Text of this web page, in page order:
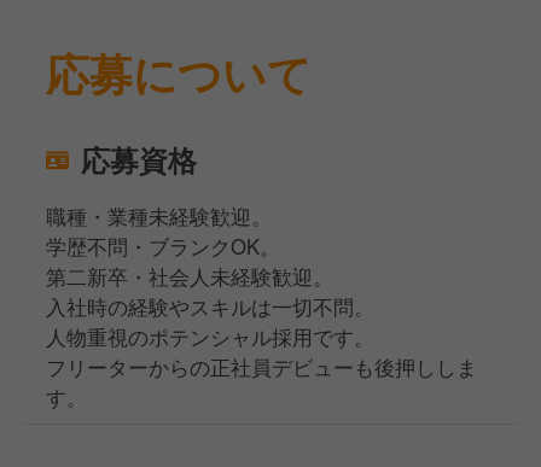
応募について
応募資格
職種・業種未経験歓迎。
学歴不問・ブランクOK。
第二新卒・社会人未経験歓迎。
入社時の経験やスキルは一切不問。
人物重視のポテンシャル採用です。
フリーターからの正社員デビューも後押ししま
す。